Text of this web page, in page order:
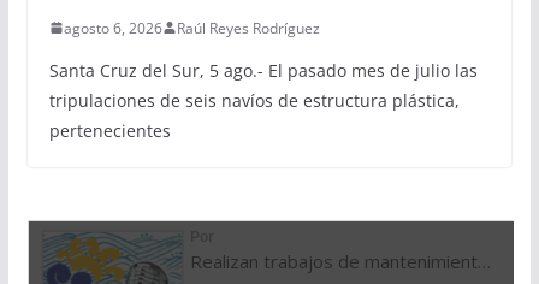
agosto 6, 2026 Raúl Reyes Rodríguez
Santa Cruz del Sur, 5 ago.- El pasado mes de julio las
tripulaciones de seis navíos de estructura plástica,
pertenecientes